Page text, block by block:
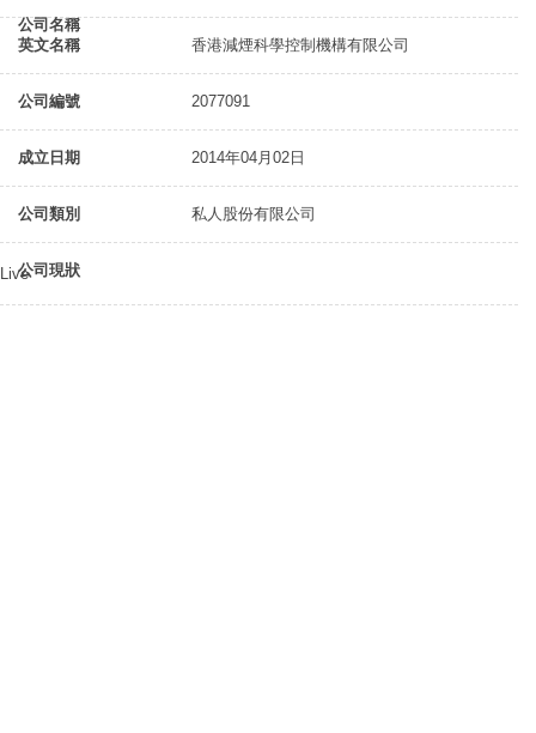
公司名稱
英文名稱
香港減煙科學控制機構有限公司
公司編號 2077091
成立日期 2014年04月02日
公司類別 私人股份有限公司
公司現狀
Live